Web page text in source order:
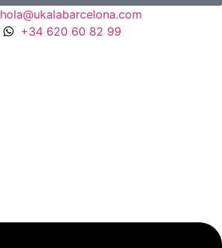
hola@ukalabarcelona.com
+34 620 60 82 99